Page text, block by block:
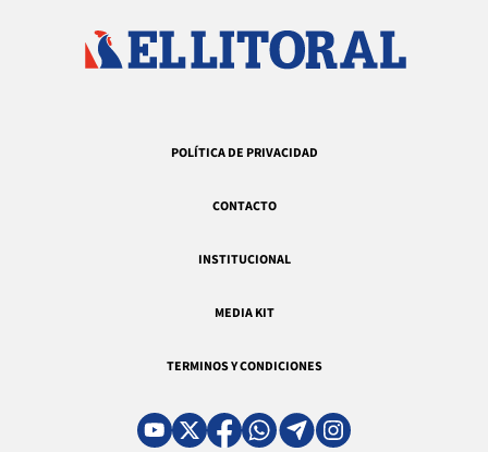
POLÍTICA DE PRIVACIDAD
CONTACTO
INSTITUCIONAL
MEDIA KIT
TERMINOS Y CONDICIONES